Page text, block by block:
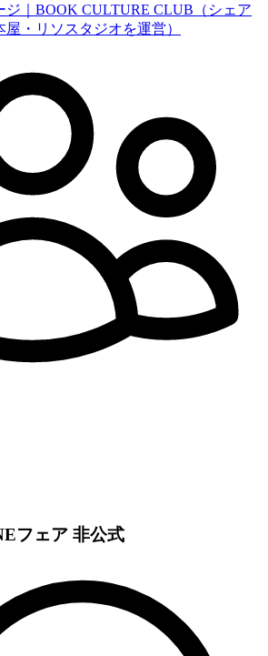
ジ｜BOOK CULTURE CLUB（シェア
・リソスタジオを運営）
フェア 非公式